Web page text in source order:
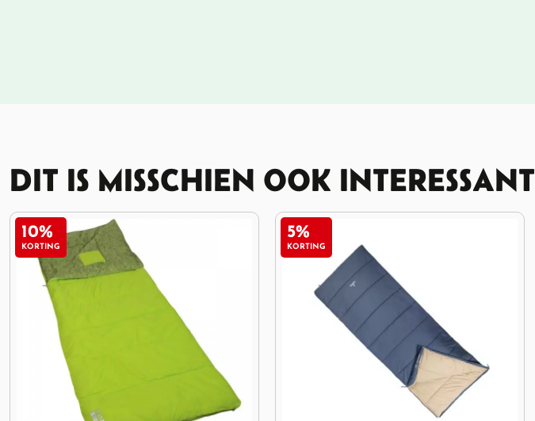
DIT IS MISSCHIEN OOK INTERESSANT
5%
KORTING